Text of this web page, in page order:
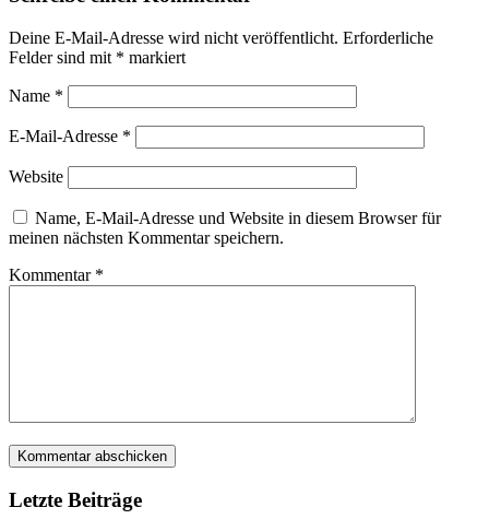
Deine E-Mail-Adresse wird nicht veröffentlicht. Erforderliche
Felder sind mit * markiert
Name *
E-Mail-Adresse *
Website
Name, E-Mail-Adresse und Website in diesem Browser für
meinen nächsten Kommentar speichern.
Kommentar *
Letzte Beiträge